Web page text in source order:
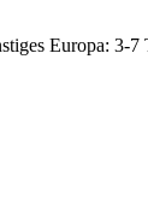
Europa: 3-